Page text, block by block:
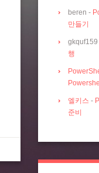
beren -
만들기
gkquf159
행
엘키스 -
준비